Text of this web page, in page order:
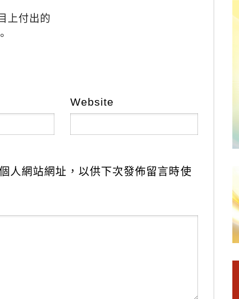
上付出的
Website
人網站網址，以供下次發佈留言時使